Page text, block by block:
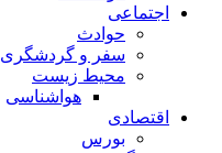
اجتماعی
حوادث
سفر و گردشگری
محیط زیست
هواشناسی
اقتصادی
بورس